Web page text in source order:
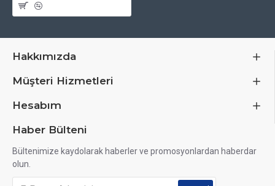
Hakkımızda
Müşteri Hizmetleri
Hesabım
Haber Bülteni
Bültenimize kaydolarak haberler ve promosyonlardan haberdar
olun.